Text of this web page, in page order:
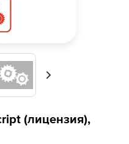
Вперед
(лицензия),